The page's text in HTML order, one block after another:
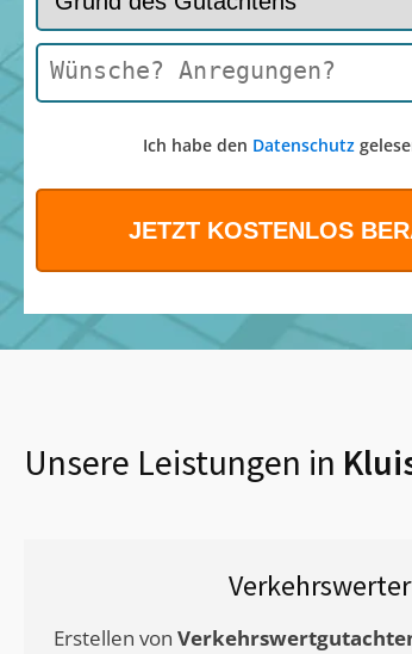
Ich habe den Datenschutz
Unsere Leistungen in
Erstellen von